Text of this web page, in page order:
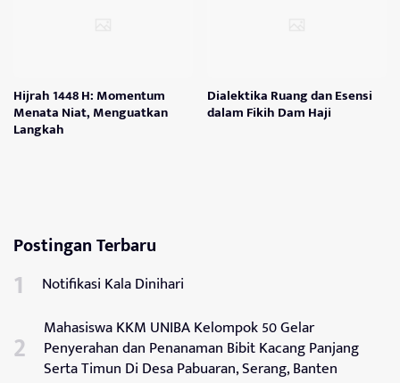
Hijrah 1448 H: Momentum
Menata Niat, Menguatkan
Langkah
Dialektika Ruang dan Esensi
dalam Fikih Dam Haji
Postingan Terbaru
Notifikasi Kala Dinihari
Mahasiswa KKM UNIBA Kelompok 50 Gelar
Penyerahan dan Penanaman Bibit Kacang Panjang
Serta Timun Di Desa Pabuaran, Serang, Banten